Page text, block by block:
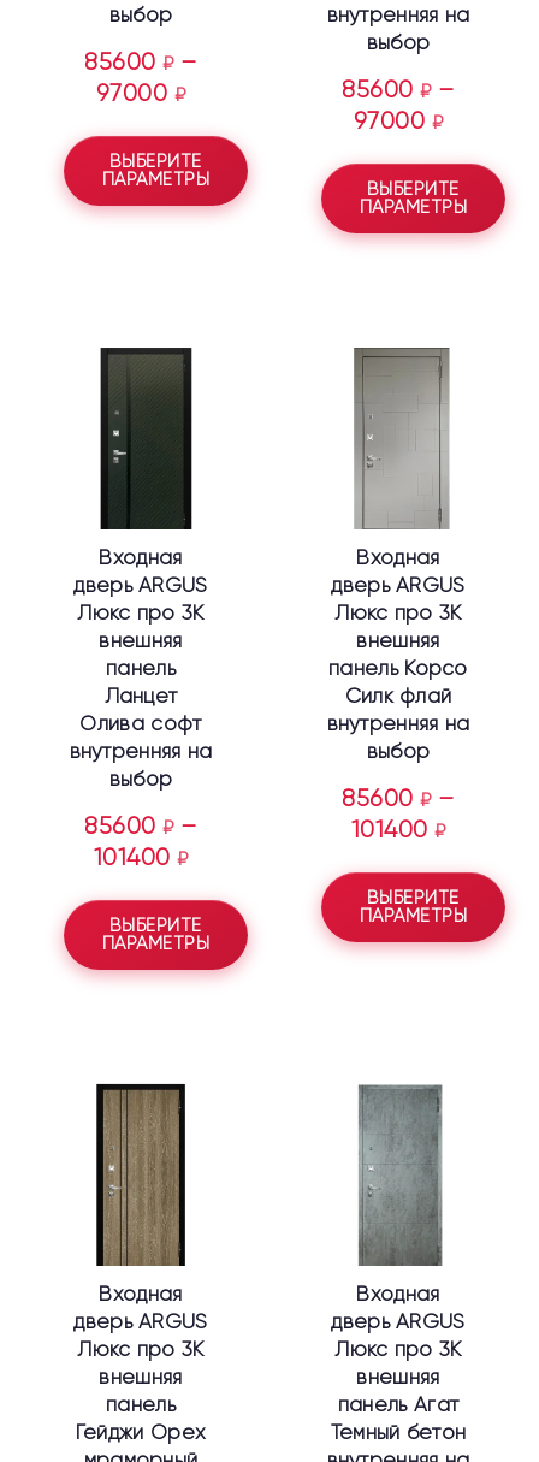
выбор
85600₽ –
97000 ₽
ВЫБЕРИТЕ
ПАРАМЕТРЫ
внутренняя на
выбор
85600₽ –
97000 ₽
ВЫБЕРИТЕ
ПАРАМЕТРЫ
Входная
дверь ARGUS
Люкс про 3К
внешняя
панель
Ланцет
Олива софт
внутренняя на
выбор
85600₽ –
101400 ₽
ВЫБЕРИТЕ
ПАРАМЕТРЫ
товар
имеет
выбрать
на
странице
товара.
Входная
дверь ARGUS
Люкс про 3К
внешняя
панель Корсо
Силк флай
внутренняя на
выбор
85600₽ –
101400 ₽
ВЫБЕРИТЕ
ПАРАМЕТРЫ
товар
имеет
выбрать
на
странице
товара.
Входная
дверь ARGUS
Люкс про 3К
внешняя
панель
Гейджи Орех
товар
имеет
несколько
вариаций.
Опции
можно
выбрать
на
странице
товара.
Входная
дверь ARGUS
Люкс про 3К
внешняя
панель Агат
Темный бетон
товар
имеет
несколько
вариаций.
Опции
можно
выбрать
на
странице
товара.